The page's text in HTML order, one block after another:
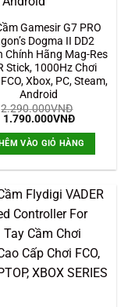
Gamesir G7 PRO
Dogma II DD2
Chính Hãng Mag-Res
Stick, 1000Hz Chơi
Xbox, PC, Steam,
Android
2.290.000VNĐ
Giá
là:
2.290.000VNĐ.
1.790.000VNĐGiá
tại
là:
VÀO GIỎ HÀNG